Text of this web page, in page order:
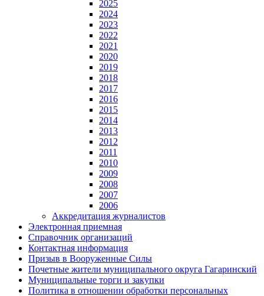
2025
2024
2023
2022
2021
2020
2019
2018
2017
2016
2015
2014
2013
2012
2011
2010
2009
2008
2007
2006
Аккредитация журналистов
Электронная приемная
Справочник организаций
Контактная информация
Призыв в Вооруженные Силы
Почетные жители муниципального округа Гагаринский
Муниципальные торги и закупки
Политика в отношении обработки персональных